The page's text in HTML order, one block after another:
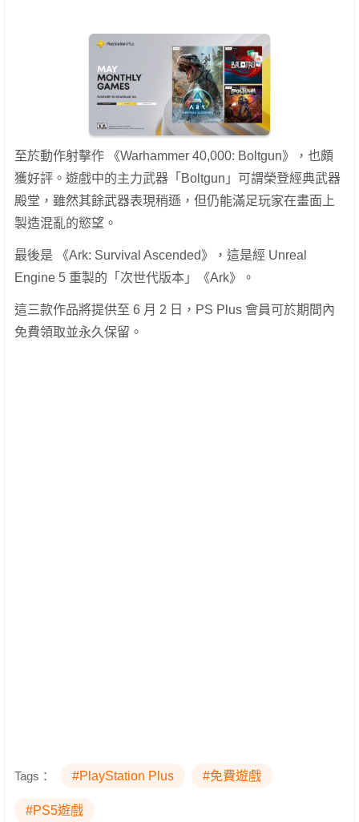
至於動作射擊作 《Warhammer 40,000: Boltgun》，也頗
獲好評。遊戲中的主力武器「Boltgun」可謂榮登經典武器
殿堂，雖然其餘武器表現稍遜，但仍能滿足玩家在畫面上
製造混亂的慾望。
最後是 《Ark: Survival Ascended》，這是經 Unreal
Engine 5 重製的「次世代版本」《Ark》。
這三款作品將提供至 6 月 2 日，PS Plus 會員可於期間內
免費領取並永久保留。
Tags： #PlayStation Plus #免費遊戲
#PS5遊戲